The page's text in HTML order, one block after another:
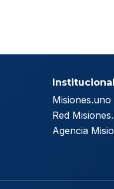
Institucional
Misiones.uno
Red
Agencia